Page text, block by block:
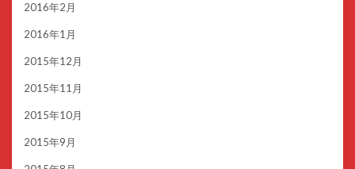
2016年2月
2016年1月
2015年12月
2015年11月
2015年10月
2015年9月